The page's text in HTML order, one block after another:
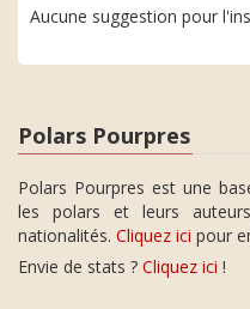
Aucune suggestion pour
Polars Pourpres
Polars Pourpres est une
les polars et leurs
nationalités. Cliquez ici pour
Envie de stats ? Cliquez ici !